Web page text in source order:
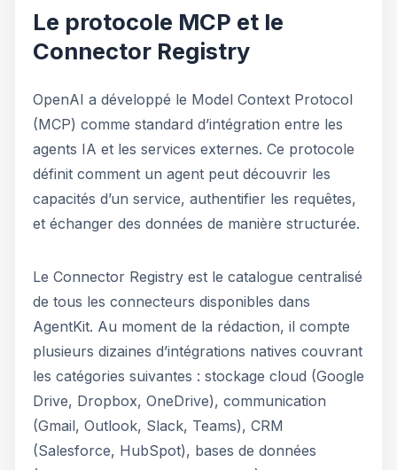
Le protocole MCP et le
Connector Registry
OpenAI a développé le Model Context Protocol
(MCP) comme standard d’intégration entre les
agents IA et les services externes. Ce protocole
définit comment un agent peut découvrir les
capacités d’un service, authentifier les requêtes,
et échanger des données de manière structurée.
Le Connector Registry est le catalogue centralisé
de tous les connecteurs disponibles dans
AgentKit. Au moment de la rédaction, il compte
plusieurs dizaines d’intégrations natives couvrant
les catégories suivantes : stockage cloud (Google
Drive, Dropbox, OneDrive), communication
(Gmail, Outlook, Slack, Teams), CRM
(Salesforce, HubSpot), bases de données